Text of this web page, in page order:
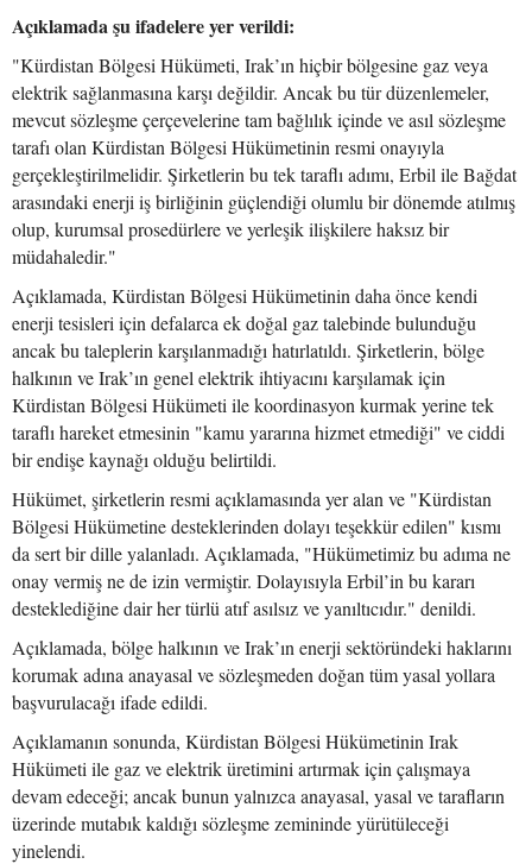
Açıklamada şu ifadelere yer verildi:
"Kürdistan Bölgesi Hükümeti, Irak’ın hiçbir bölgesine gaz veya
elektrik sağlanmasına karşı değildir. Ancak bu tür düzenlemeler,
mevcut sözleşme çerçevelerine tam bağlılık içinde ve asıl sözleşme
tarafı olan Kürdistan Bölgesi Hükümetinin resmi onayıyla
gerçekleştirilmelidir. Şirketlerin bu tek taraflı adımı, Erbil ile Bağdat
arasındaki enerji iş birliğinin güçlendiği olumlu bir dönemde atılmış
olup, kurumsal prosedürlere ve yerleşik ilişkilere haksız bir
müdahaledir."
Açıklamada, Kürdistan Bölgesi Hükümetinin daha önce kendi
enerji tesisleri için defalarca ek doğal gaz talebinde bulunduğu
ancak bu taleplerin karşılanmadığı hatırlatıldı. Şirketlerin, bölge
halkının ve Irak’ın genel elektrik ihtiyacını karşılamak için
Kürdistan Bölgesi Hükümeti ile koordinasyon kurmak yerine tek
taraflı hareket etmesinin "kamu yararına hizmet etmediği" ve ciddi
bir endişe kaynağı olduğu belirtildi.
Hükümet, şirketlerin resmi açıklamasında yer alan ve "Kürdistan
Bölgesi Hükümetine desteklerinden dolayı teşekkür edilen" kısmı
da sert bir dille yalanladı. Açıklamada, "Hükümetimiz bu adıma ne
onay vermiş ne de izin vermiştir. Dolayısıyla Erbil’in bu kararı
desteklediğine dair her türlü atıf asılsız ve yanıltıcıdır." denildi.
Açıklamada, bölge halkının ve Irak’ın enerji sektöründeki haklarını
korumak adına anayasal ve sözleşmeden doğan tüm yasal yollara
başvurulacağı ifade edildi.
Açıklamanın sonunda, Kürdistan Bölgesi Hükümetinin Irak
Hükümeti ile gaz ve elektrik üretimini artırmak için çalışmaya
devam edeceği; ancak bunun yalnızca anayasal, yasal ve tarafların
üzerinde mutabık kaldığı sözleşme zemininde yürütüleceği
yinelendi.